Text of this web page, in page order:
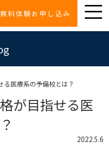
無料体験お申し込み
医療系の予備校とは？
が目指せる医
2022.5.6